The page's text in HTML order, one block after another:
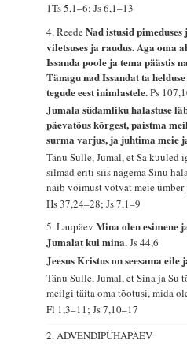
1Ts 5,1–6; Js 6,1–13
4. ReedeNad istusid
viletsuses ja raudus. Aga oma
Issanda poole ja tema päästis
Tänagu nad Issandat ta
tegude eest inimlastele.Ps
Jumala südamliku halastuse
päevatõus kõrgest, paistma
surma varjus, ja juhtima meie
Tänu Sulle, Jumal, et Sa kuuled
silmad eriti siis nägema Sinu
näib võimust võtvat meie ümber
Hs 37,24–28; Js 7,1–9
5. LaupäevMina olen esimene
Jumalat kui mina.Js 44,6
Jeesus Kristus on seesama
Tänu Sulle, Jumal, et Sina ja Su
meilgi täita oma tõotusi, mida
Fl 1,3–11; Js 7,10–17
2. ADVENDIPÜHAPÄEV